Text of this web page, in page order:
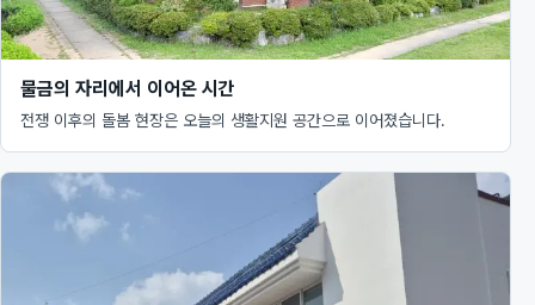
물금의 자리에서 이어온 시간
전쟁 이후의 돌봄 현장은 오늘의 생활지원 공간으로 이어졌습니다.